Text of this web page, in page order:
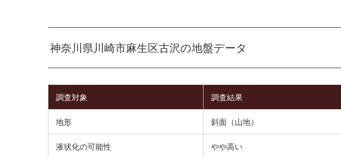
神奈川県川崎市麻生区古沢の地盤データ
調査対象 調査結果
地形 斜面（山地）
液状化の可能性 やや高い